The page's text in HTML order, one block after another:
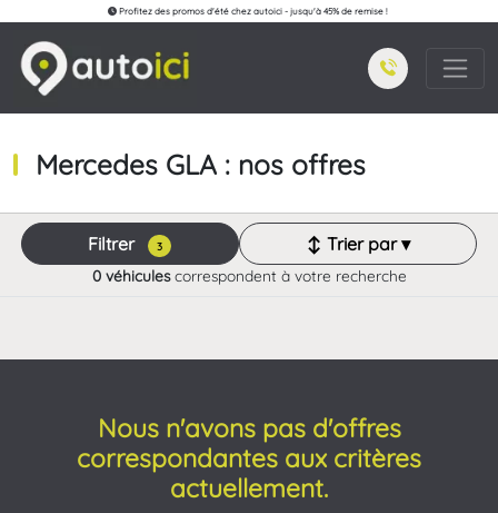
Profitez des promos d'été chez autoici - jusqu'à 45% de remise !
Mercedes GLA : nos offres
Filtrer 3 ↕ Trier par ▾
0 véhiculescorrespondent à votre recherche
Nous n'avons pas d'offres
correspondantes aux critères
actuellement.